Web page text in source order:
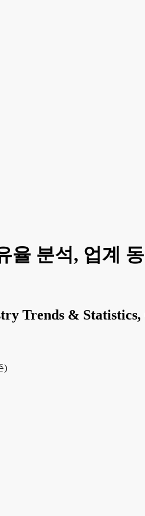
분석, 업계
Trends & Statistics,
)